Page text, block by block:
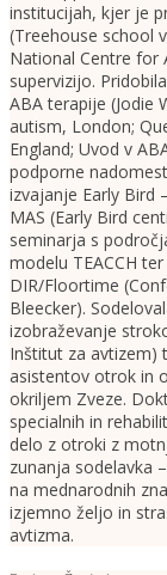
institucijah, kjer je
(Treehouse school
National Centre for
supervizijo.
ABA terapije (Jodie
autism, London;
England; Uvod v
podporne
izvajanje Early Bird
MAS (Early Bird
seminarja s
modelu TEACCH
DIR/Floortime
Bleecker).
izobraževanje
Inštitut za avtizem)
asistentov otrok in
okriljem Zveze.
specialnih in
delo z otroki z
zunanja sodelavka
na mednarodnih
izjemno željo in
avtizma.